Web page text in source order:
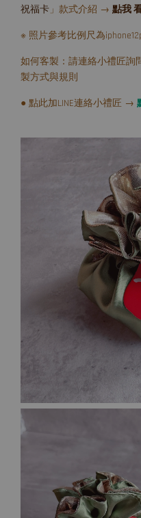
祝福卡」款式介紹 → 點我
※ 照片參考比例尺為
如何客製：請連絡小禮匠詢
製方式與規則
● 點此加LINE連絡小禮匠 →